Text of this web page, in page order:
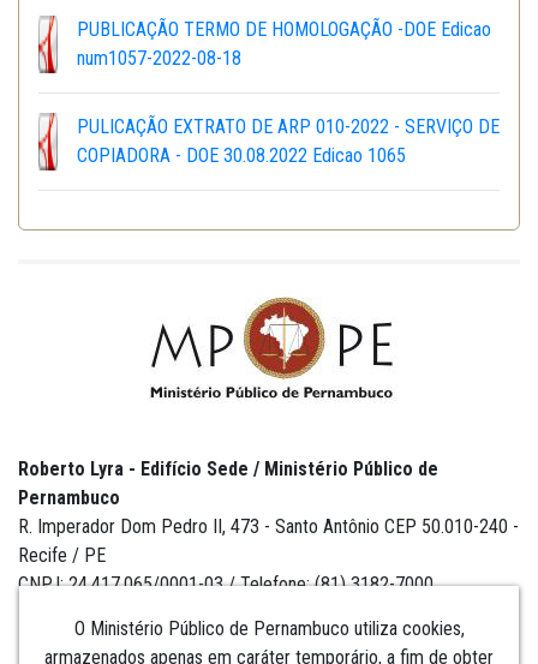
PUBLICAÇÃO TERMO DE HOMOLOGAÇÃO -DOE Edicao
num1057-2022-08-18
PULICAÇÃO EXTRATO DE ARP 010-2022 - SERVIÇO DE
COPIADORA - DOE 30.08.2022 Edicao 1065
O Ministério Público de Pernambuco utiliza cookies,
armazenados apenas em caráter temporário, a fim de obter
Roberto Lyra - Edifício Sede / Ministério Público de
Pernambuco
R. Imperador Dom Pedro II, 473 - Santo Antônio CEP 50.010-240 -
Recife / PE
CNPJ: 24.417.065/0001-03 / Telefone: (81) 3182-7000